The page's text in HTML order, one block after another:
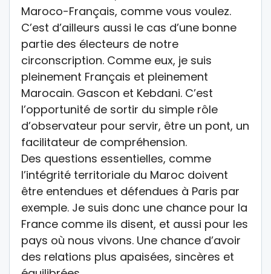
Maroco-Français, comme vous voulez.
C’est d’ailleurs aussi le cas d’une bonne
partie des électeurs de notre
circonscription. Comme eux, je suis
pleinement Français et pleinement
Marocain. Gascon et Kebdani. C’est
l’opportunité de sortir du simple rôle
d’observateur pour servir, être un pont, un
facilitateur de compréhension.
Des questions essentielles, comme
l’intégrité territoriale du Maroc doivent
être entendues et défendues à Paris par
exemple. Je suis donc une chance pour la
France comme ils disent, et aussi pour les
pays où nous vivons. Une chance d’avoir
des relations plus apaisées, sincères et